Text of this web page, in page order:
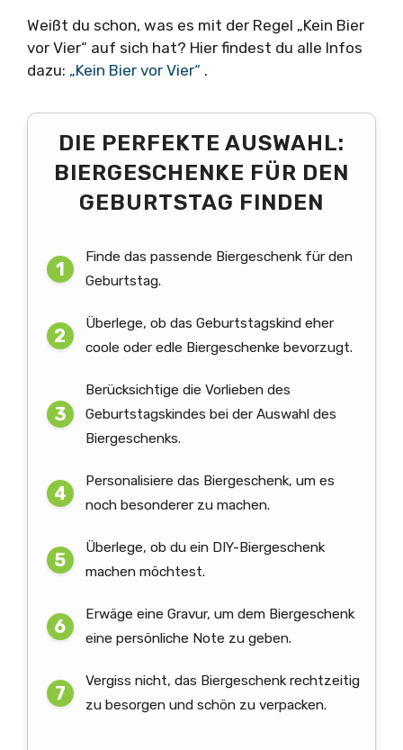
Weißt du schon, was es mit der Regel „Kein Bier
vor Vier“ auf sich hat? Hier findest du alle Infos
dazu: „Kein Bier vor Vier“ .
DIE PERFEKTE AUSWAHL:
BIERGESCHENKE FÜR DEN
GEBURTSTAG FINDEN
Finde das passende Biergeschenk für den
Geburtstag.
Überlege, ob das Geburtstagskind eher
coole oder edle Biergeschenke bevorzugt.
Berücksichtige die Vorlieben des
Geburtstagskindes bei der Auswahl des
Biergeschenks.
Personalisiere das Biergeschenk, um es
noch besonderer zu machen.
Überlege, ob du ein DIY-Biergeschenk
machen möchtest.
Erwäge eine Gravur, um dem Biergeschenk
eine persönliche Note zu geben.
Vergiss nicht, das Biergeschenk rechtzeitig
zu besorgen und schön zu verpacken.